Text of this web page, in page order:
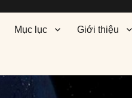
Mục lục Giới thiệu